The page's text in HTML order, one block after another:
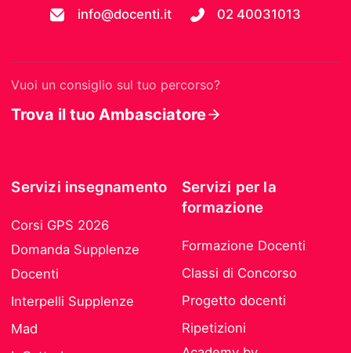
info@docenti.it 02 40031013
Vuoi un consiglio sul tuo percorso?
Trova il tuo Ambasciatore
Servizi insegnamento
Corsi GPS 2026
Domanda Supplenze
Docenti
Interpelli Supplenze
Mad
Servizi per la
formazione
Formazione Docenti
Classi di Concorso
Progetto docenti
Ripetizioni